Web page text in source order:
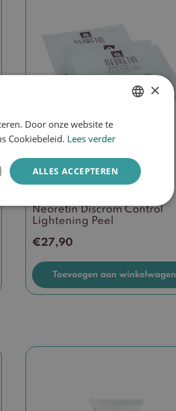
Neoretin Discrom Control
Lightening Peel
€27,90
Toevoegen aan winkelwagen
×
Door onze website te
Cookiebeleid. Lees verder
ALLES ACCEPTEREN